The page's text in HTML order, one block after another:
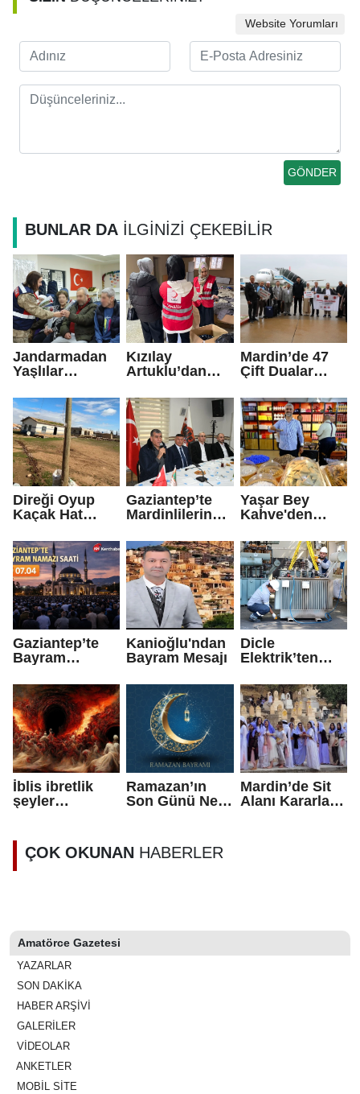
Website Yorumları
BUNLAR DA İLGİNİZİ ÇEKEBİLİR
Jandarmadan
Yaşlılar
Anlamlı Ziyaret
Kızılay
Artuklu’dan
Büyük
Dayanışma: 1.2
Milyon TL’yi
Aşan Destek
Mardin’de 47
Çift Dualar
Umre’ye
Uğurlandı
Direği Oyup
Kaçak Hat
Gaziantep’te
Mardinlilerin
Adresi MAREV
Yaşar Bey
Kahve'den
Gaziantep’te
Bayram
kaçta?
Kanioğlu'ndan
Bayram Mesajı
Dicle
Elektrik’ten
Milyon TL’lik
Katkı!
İblis ibretlik
şeyler
Damarlarda
dolaşırım
Ramazan’ın
Son Günü Ne
Son İftar Tarihi
Mardin’de Sit
Alanı Kararları
ÇOK OKUNAN HABERLER
Amatörce Gazetesi
YAZARLAR
SON DAKİKA
HABER ARŞİVİ
GALERİLER
VİDEOLAR
ANKETLER
MOBİL SİTE